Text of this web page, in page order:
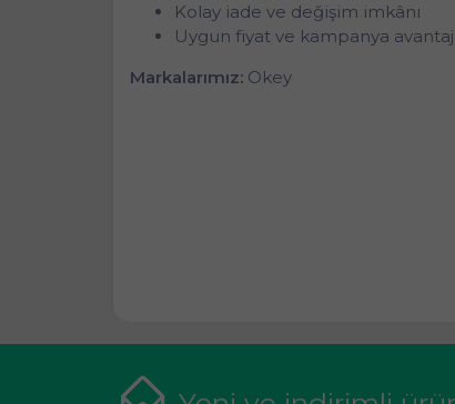
Kolay iade ve değişim imkânı
Uygun fiyat ve kampanya
Markalarımız: Okey